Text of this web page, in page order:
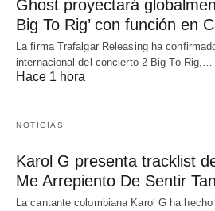
Ghost proyectará
Big To Rig’ con función en
La firma Trafalgar Releasing ha
internacional del concierto 2 Big To Rig,…
Hace 1 hora
NOTICIAS
Karol G presenta tracklist
Me Arrepiento De Sentir
La cantante colombiana Karol G ha